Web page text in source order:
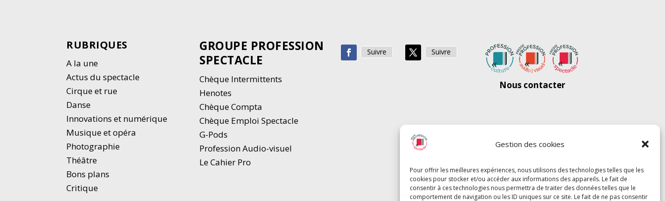
Gestion des cookies
Pour offrir les meilleures expériences, nous utilisons des technologies telles que les
cookies pour stocker et/ou accéder aux informations des appareils. Le fait de
consentir à ces technologies nous permettra de traiter des données telles que le
comportement de navigation ou les ID uniques sur ce site. Le fait de ne pas consentir
RUBRIQUES
A la une
Actus du spectacle
Cirque et rue
Danse
Innovations et numérique
Musique et opéra
Photographie
Théâtre
Bons plans
Critique
GROUPE PROFESSION
SPECTACLE
Chèque Intermittents
Henotes
Chèque Compta
Chèque Emploi Spectacle
G-Pods
Profession Audio-visuel
Le Cahier Pro
Suivre Suivre
Nous contacter